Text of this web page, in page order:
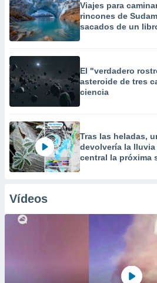
Viajes para
rincones de
sacados de un
El "verdadero
asteroide de tres
ciencia
Tras las heladas,
devolvería la
central la próxima
Vídeos